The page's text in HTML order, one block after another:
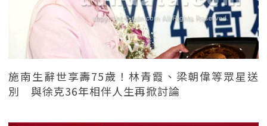
施南生辭世享壽75歲！林青霞、梁朝偉等眾星送
別 與徐克36年相伴人生再掀討論